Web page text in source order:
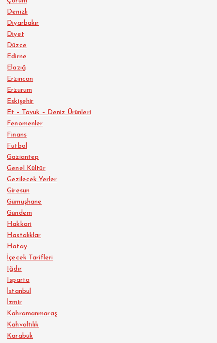
Denizli
Diyarbakır
Diyet
Düzce
Edirne
Elazığ
Erzincan
Erzurum
Eskişehir
Et – Tavuk – Deniz Ürünleri
Fenomenler
Finans
Futbol
Gaziantep
Genel Kültür
Gezilecek Yerler
Giresun
Gümüşhane
Gündem
Hakkari
Hastalıklar
Hatay
İçecek Tarifleri
Iğdır
Isparta
İstanbul
İzmir
Kahramanmaraş
Kahvaltılık
Karabük